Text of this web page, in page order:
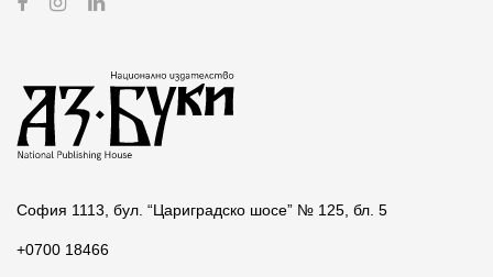
София 1113, бул. “Цариградско шосе” № 125, бл. 5
+0700 18466